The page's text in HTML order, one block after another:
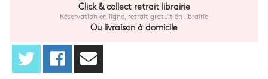
Click & collect retrait librairie
Réservation en ligne, retrait gratuit en librairie
Ou livraison à domicile